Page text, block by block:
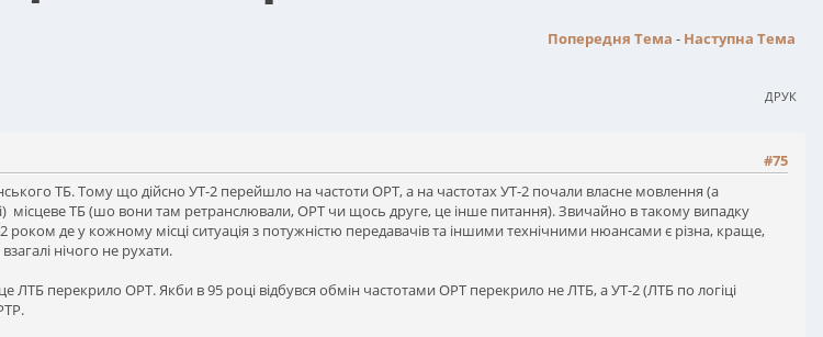
Попередня Тема - Наступна Тема
ДРУК
#75
ТБ. Тому що дійсно УТ-2 перейшло на частоти ОРТ, а на частотах УТ-2 почали власне мовлення (а
місцеве ТБ (шо вони там ретранслювали, ОРТ чи щось друге, це інше питання). Звичайно в такому випадку
де у кожному місці ситуація з потужністю передавачів та іншими технічними нюансами є різна, краще,
нічого не рухати.
перекрило ОРТ. Якби в 95 році відбувся обмін частотами ОРТ перекрило не ЛТБ, а УТ-2 (ЛТБ по логіці